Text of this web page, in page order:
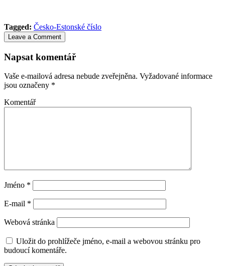
Tagged: Česko-Estonské číslo
Leave a Comment
Napsat komentář
Vaše e-mailová adresa nebude zveřejněna. Vyžadované informace
jsou označeny *
Komentář
Jméno *
E-mail *
Webová stránka
Uložit do prohlížeče jméno, e-mail a webovou stránku pro
budoucí komentáře.